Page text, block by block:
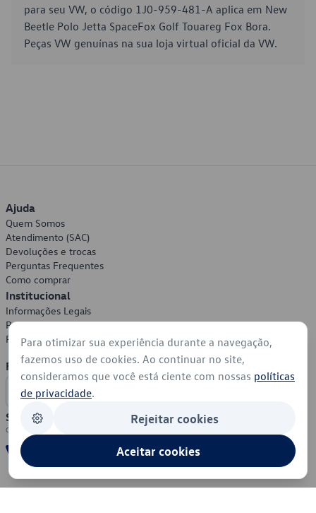
para seu VW, o código 1J0-959-481-A aplica em New
Beetle Polo Jetta SpaceFox Golf Touareg Fox Bora.
Peças VW genuínas na sua loja virtual oficial da VW.
Ajuda
Quem Somos
Atendimento (SAC)
Devoluções e trocas
Perguntas Frequentes
Como comprar
Institucional
Informações Legais
Política de Privacidade
Política de Cookies
Formas de Pagamento
Segurança
Para otimizar sua experiência durante a navegação,
fazemos uso de cookies. Ao continuar no site,
consideramos que você está ciente com nossas políticas
de privacidade.
Rejeitar cookies
Aceitar cookies